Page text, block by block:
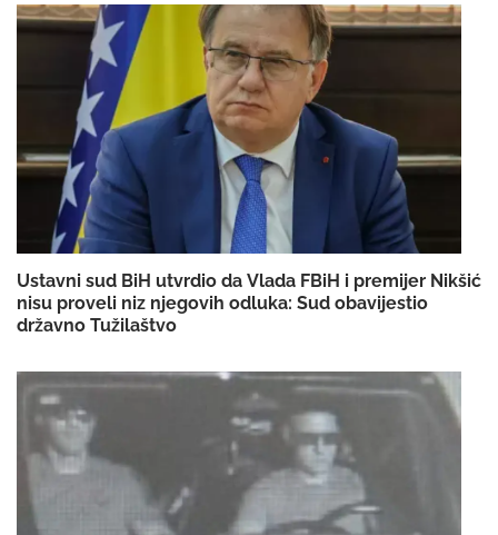
Ustavni sud BiH utvrdio da Vlada FBiH i premijer Nikšić
nisu proveli niz njegovih odluka: Sud obavijestio
državno Tužilaštvo